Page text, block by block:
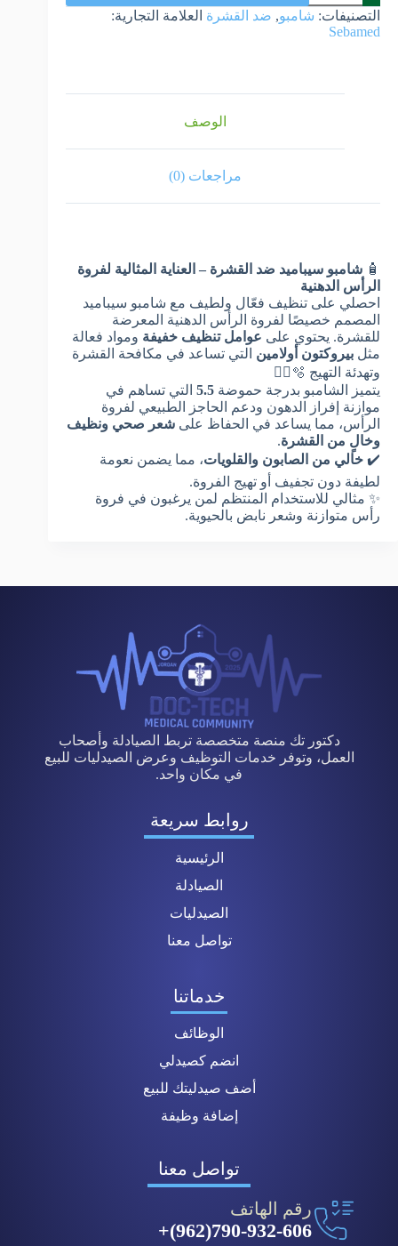
التصنيفات: شامبو, ضد القشرة العلامة التجارية:
Sebamed
الوصف
مراجعات (0)
🧴 شامبو سيباميد ضد القشرة – العناية المثالية لفروة
الرأس الدهنية
احصلي على تنظيف فعّال ولطيف مع شامبو سيباميد
المصمم خصيصًا لفروة الرأس الدهنية المعرضة
للقشرة. يحتوي على عوامل تنظيف خفيفة ومواد فعالة
مثل بيروكتون أولامين التي تساعد في مكافحة القشرة
وتهدئة التهيج 🫧💆‍♀️
يتميز الشامبو بدرجة حموضة 5.5 التي تساهم في
موازنة إفراز الدهون ودعم الحاجز الطبيعي لفروة
الرأس، مما يساعد في الحفاظ على شعر صحي ونظيف
وخالٍ من القشرة.
✔️ خالي من الصابون والقلويات، مما يضمن نعومة
لطيفة دون تجفيف أو تهيج الفروة.
✨ مثالي للاستخدام المنتظم لمن يرغبون في فروة
رأس متوازنة وشعر نابض بالحيوية.
دكتور تك منصة متخصصة تربط الصيادلة وأصحاب
العمل، وتوفر خدمات التوظيف وعرض الصيدليات للبيع
في مكان واحد.
روابط سريعة
الرئيسية
الصيادلة
الصيدليات
تواصل معنا
خدماتنا
الوظائف
انضم كصيدلي
أضف صيدليتك للبيع
إضافة وظيفة
تواصل معنا
رقم الهاتف
790-932-606(962)+